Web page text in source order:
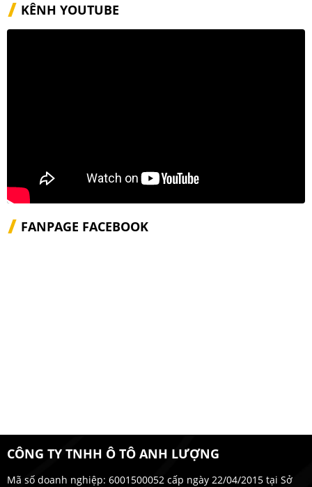
KÊNH YOUTUBE
FANPAGE FACEBOOK
CÔNG TY TNHH Ô TÔ ANH LƯỢNG
Mã số doanh nghiệp: 6001500052 cấp ngày 22/04/2015 tại Sở